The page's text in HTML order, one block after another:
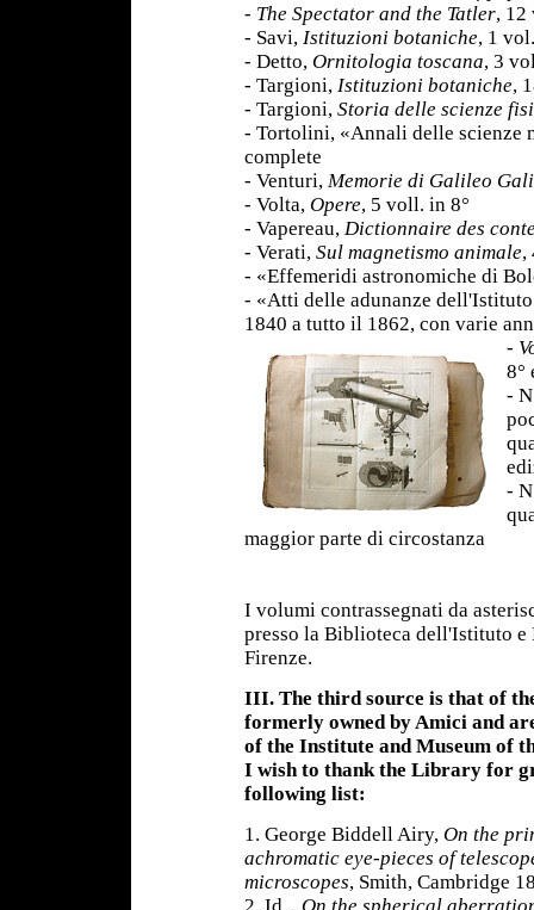
- The Spectator and the Tatler, 12
- Savi, Istituzioni botaniche, 1
- Detto, Ornitologia toscana, 3
- Targioni, Istituzioni botaniche,
- Targioni, Storia delle scienze
- Tortolini, «Annali delle scienze
complete
- Venturi, Memorie di Galileo
- Volta, Opere, 5 voll. in 8°
- Vapereau, Dictionnaire des
- Verati, Sul magnetismo animale,
- «Effemeridi astronomiche di
- «Atti delle adunanze
1840 a tutto il 1862, con varie
-
8°
-
-
maggior parte di circostanza
I volumi contrassegnati da
presso la Biblioteca dell'Istituto e
Firenze.
III. The third source is that of
formerly owned by Amici and
of the Institute and Museum of
I wish to thank the Library for
following list:
1. George Biddell Airy, On the
achromatic eye-pieces of
microscopes, Smith, Cambridge